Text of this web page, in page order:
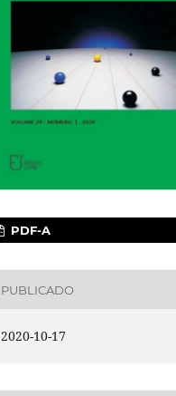
PDF-A
PUBLICADO
2020-10-17